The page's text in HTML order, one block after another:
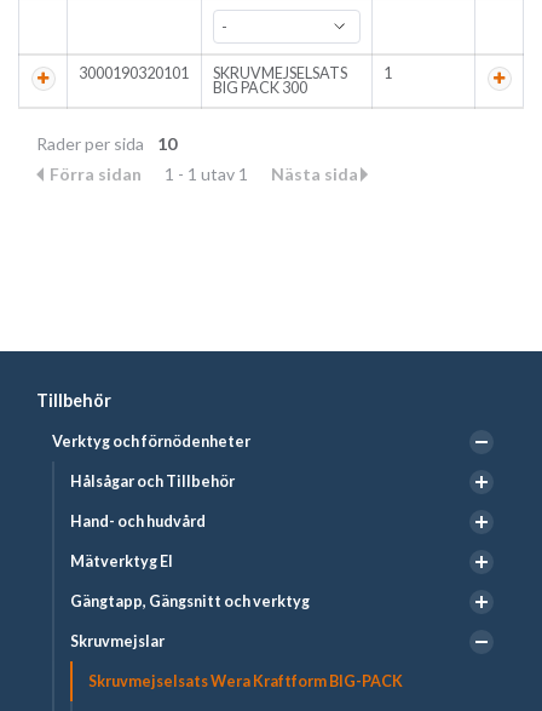
Tillbehör
Verktyg och förnödenheter
Hålsågar och Tillbehör
Hand- och hudvård
Mätverktyg El
Gängtapp, Gängsnitt och verktyg
Skruvmejslar
Skruvmejselsats Wera Kraftform BIG-PACK
3000190320101
SKRUVMEJSELSATS
BIG PACK 300
1
Rader per sida
10
Förra sidan
1 - 1 utav 1 Nästa sida